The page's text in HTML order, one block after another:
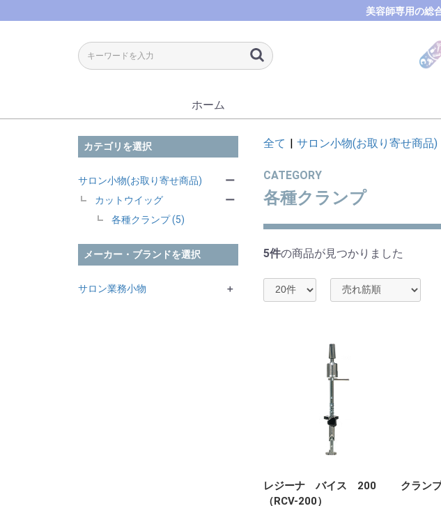
美容師専用の総
ホーム
カテゴリを選択
サロン小物(お取り寄せ商品)
カットウイッグ
各種クランプ (5)
ー
ー
メーカー・ブランドを選択
サロン業務小物 ＋
全て サロン小物(お取り寄せ商品)
CATEGORY
各種クランプ
5件の商品が見つかりました
レジーナ バイス 200
（RCV-200）
クラン